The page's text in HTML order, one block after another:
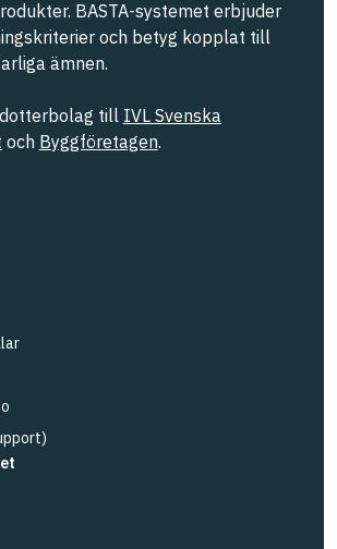
BASTA-systemet erbjuder
och betyg kopplat till
ämnen.
till IVL Svenska
och Byggföretagen.
webbplats